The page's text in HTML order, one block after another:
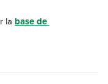
la base de